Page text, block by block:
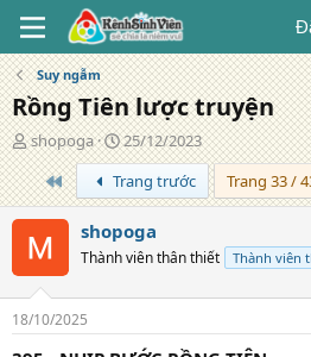
Suy ngẫm
Rồng Tiên lược truyện
T
á
c
g
i
ả
shopoga
N
g
à
y
đ
n
25/12/2023
Trang đầuTrang trước Trang 33 /
shopoga
Thành viên thân thiết Thành viên
18/10/2025